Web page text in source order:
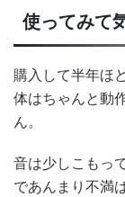
使ってみて
購入して半年ほ
体はちゃんと動
ん。
音は少しこもっ
であんまり不満